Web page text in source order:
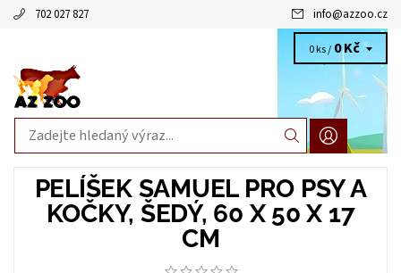
702 027 827 info@azzoo.cz
0 ks / 0 Kč
PELÍŠEK SAMUEL PRO PSY A
KOČKY, ŠEDÝ, 60 X 50 X 17
CM